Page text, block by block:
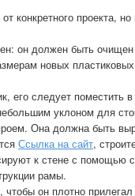
конкретного проекта,
он должен быть
новых
его следует поместить
уклоном для
Она должна быть
Ссылка на сайт,
к стене с помощью
рамы.
чтобы он плотно